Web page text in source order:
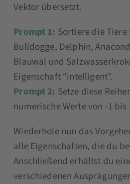
Vektor übersetzt.
Prompt 1: Sortiere die
Bulldogge, Delphin,
Blauwal und
Eigenschaft “intelligent”.
Prompt 2: Setze diese
numerische Werte von -1 bis
Wiederhole nun das
alle Eigenschaften, die du
Anschließend erhältst du
verschiedenen